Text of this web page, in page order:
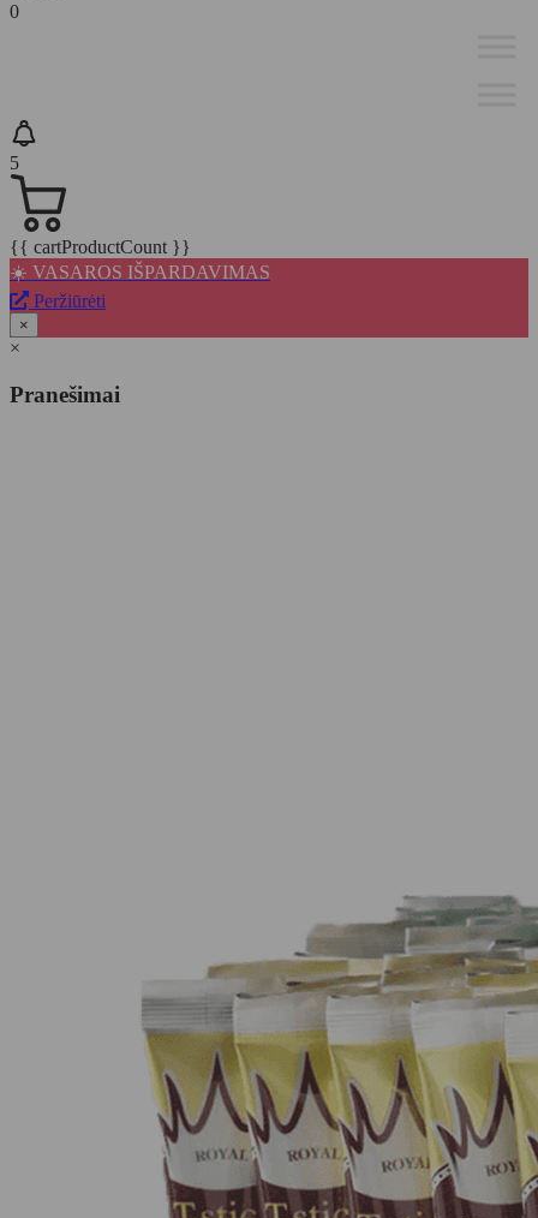
0
5
{{ cartProductCount }}
☀️ VASAROS IŠPARDAVIMAS
Peržiūrėti
×
×
Pranešimai